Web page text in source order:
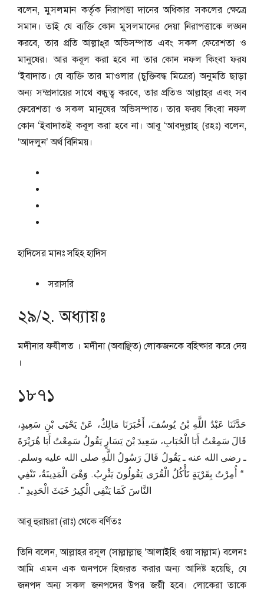
বলেন, মুসলমান কর্তৃক নিরাপত্তা দানের অধিকার সকলের ক্ষেত্রে
সমান। তাই যে ব্যক্তি কোন মুসলমানের দেয়া নিরাপত্তাকে লঙ্ঘন
করবে, তার প্রতি আল্লাহ্‌র অভিসম্পাত এবং সকল ফেরেশতা ও
মানুষের। আর কবূল করা হবে না তার কোন নফল কিংবা ফরয
‘ইবাদাত। যে ব্যক্তি তার মাওলার (চুক্তিবদ্ধ মিত্রের) অনুমতি ছাড়া
অন্য সম্প্রদায়ের সাথে বন্ধুত্ব করবে, তার প্রতিও আল্লাহ্‌র এবং সব
ফেরেশতা ও সকল মানুষের অভিসম্পাত। তার ফরয কিংবা নফল
কোন ‘ইবাদাতই কবূল করা হবে না। আবূ ‘আবদুল্লাহ্‌ (রহঃ) বলেন,
‘আদলুন’ অর্থ বিনিময়।
হাদিসের মানঃসহিহ হাদিস
সরাসরি
২৯/২. অধ্যায়ঃ
মদীনার ফযীলত । মদীনা (অবাঞ্ছিত) লোকজনকে বহিষ্কার করে দেয়
।
১৮৭১
حَدَّثَنَا عَبْدُ اللَّهِ بْنُ يُوسُفَ، أَخْبَرَنَا مَالِكٌ، عَنْ يَحْيَى بْنِ سَعِيدٍ،
قَالَ سَمِعْتُ أَبَا الْحُبَابِ، سَعِيدَ بْنَ يَسَارٍ يَقُولُ سَمِعْتُ أَبَا هُرَيْرَةَ
ـ رضى الله عنه ـ يَقُولُ قَالَ رَسُولُ اللَّهِ صلى الله عليه وسلم‏.‏
‏ “‏ أُمِرْتُ بِقَرْيَةٍ تَأْكُلُ الْقُرَى يَقُولُونَ يَثْرِبُ‏.‏ وَهْىَ الْمَدِينَةُ، تَنْفِي
النَّاسَ كَمَا يَنْفِي الْكِيرُ خَبَثَ الْحَدِيدِ ‏”‏‏.‏
আবূ হুরায়রা (রাঃ) থেকে বর্ণিতঃ
তিনি বলেন, আল্লাহর রসূল (সাল্লাল্লাহু ‘আলাইহি ওয়া সাল্লাম) বলেনঃ
আমি এমন এক জনপদে হিজরত করার জন্য আদিষ্ট হয়েছি, যে
জনপদ অন্য সকল জনপদের উপর জয়ী হবে। লোকেরা তাকে